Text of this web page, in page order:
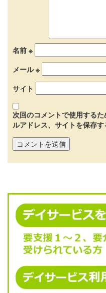
名前 ※
メール※
サイト
次回のコメントで使用する
ルアドレス、サイトを保存す